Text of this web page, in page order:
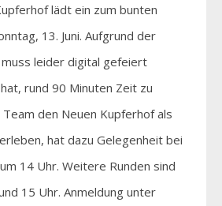
lädt ein zum bunten
13. Juni. Aufgrund der
leider digital gefeiert
rund 90 Minuten Zeit zu
den Neuen Kupferhof als
hat dazu Gelegenheit bei
14 Uhr. Weitere Runden sind
15 Uhr. Anmeldung unter